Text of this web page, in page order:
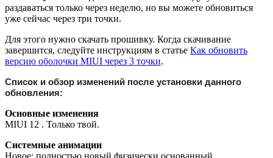
раздаваться только через неделю, но вы можете обновиться
уже сейчас через три точки.
Для этого нужно скачать прошивку. Когда скачивание
завершится, следуйте инструкциям в статье Как обновить
версию оболочки MIUI через 3 точки.
Список и обзор изменений после установки данного
обновления:
Основные изменения
MIUI 12 . Только твой.
Системные анимации
Новое: полностью новый физически основанный